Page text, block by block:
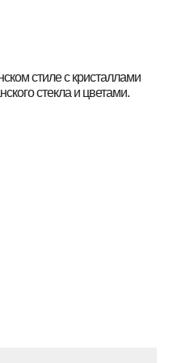
стиле с кристаллами
стекла и цветами.